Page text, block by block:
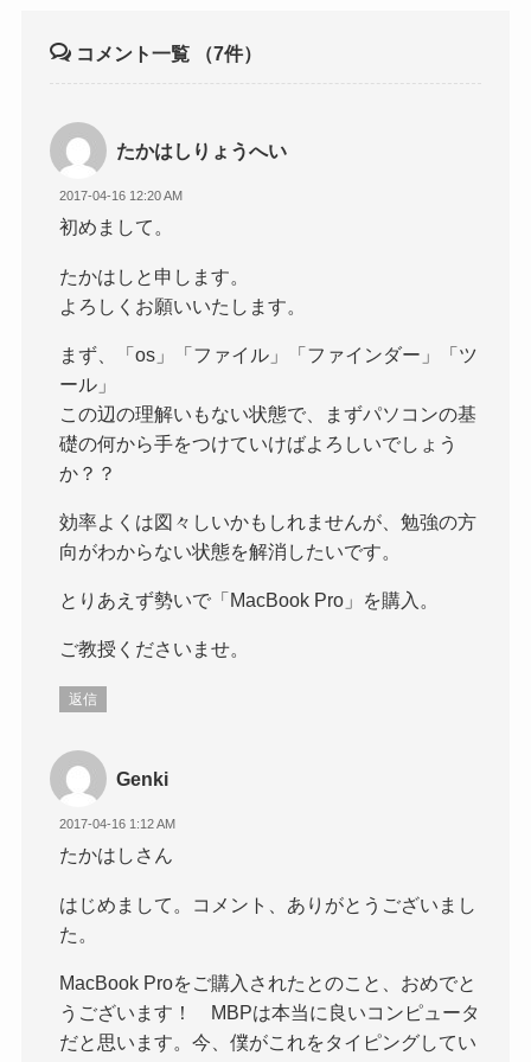
コメント一覧 （7件）
たかはしりょうへい
2017-04-16 12:20 AM
初めまして。
たかはしと申します。
よろしくお願いいたします。
まず、「os」「ファイル」「ファインダー」「ツ
ール」
この辺の理解いもない状態で、まずパソコンの基
礎の何から手をつけていけばよろしいでしょう
か？？
効率よくは図々しいかもしれませんが、勉強の方
向がわからない状態を解消したいです。
とりあえず勢いで「MacBook Pro」を購入。
ご教授くださいませ。
返信
Genki
2017-04-16 1:12 AM
たかはしさん
はじめまして。コメント、ありがとうございまし
た。
MacBook Proをご購入されたとのこと、おめでと
うございます！ MBPは本当に良いコンピュータ
だと思います。今、僕がこれをタイピングしてい